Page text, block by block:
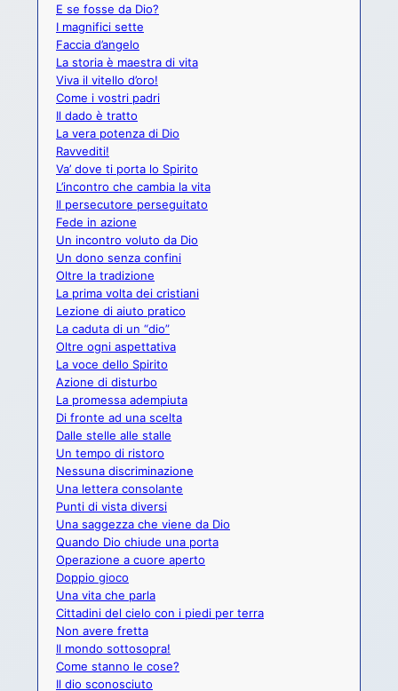
E se fosse da Dio?
I magnifici sette
Faccia d’angelo
La storia è maestra di vita
Viva il vitello d’oro!
Come i vostri padri
Il dado è tratto
La vera potenza di Dio
Ravvediti!
Va’ dove ti porta lo Spirito
L’incontro che cambia la vita
Il persecutore perseguitato
Fede in azione
Un incontro voluto da Dio
Un dono senza confini
Oltre la tradizione
La prima volta dei cristiani
Lezione di aiuto pratico
La caduta di un “dio”
Oltre ogni aspettativa
La voce dello Spirito
Azione di disturbo
La promessa adempiuta
Di fronte ad una scelta
Dalle stelle alle stalle
Un tempo di ristoro
Nessuna discriminazione
Una lettera consolante
Punti di vista diversi
Una saggezza che viene da Dio
Quando Dio chiude una porta
Operazione a cuore aperto
Doppio gioco
Una vita che parla
Cittadini del cielo con i piedi per terra
Non avere fretta
Il mondo sottosopra!
Come stanno le cose?
Il dio sconosciuto